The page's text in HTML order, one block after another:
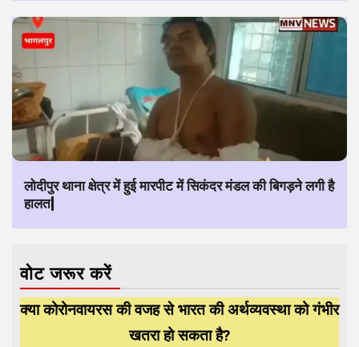
लोदीपुर थाना क्षेत्र में हुई मारपीट में सिकंदर मंडल की बिगड़ने लगी है
हालत|
वोट जरूर करें
क्या कोरोनवायरस की वजह से भारत की अर्थव्यवस्था को गंभीर
खतरा हो सकता है?